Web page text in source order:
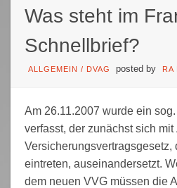
Was steht im
Schnellbrief?
ALLGEMEIN / DVAG posted by RA
Am 26.11.2007 wurde ein
verfasst, der zunächst sich
Versicherungsvertragsgesetz,
eintreten, auseinandersetzt.
dem neuen VVG müssen die